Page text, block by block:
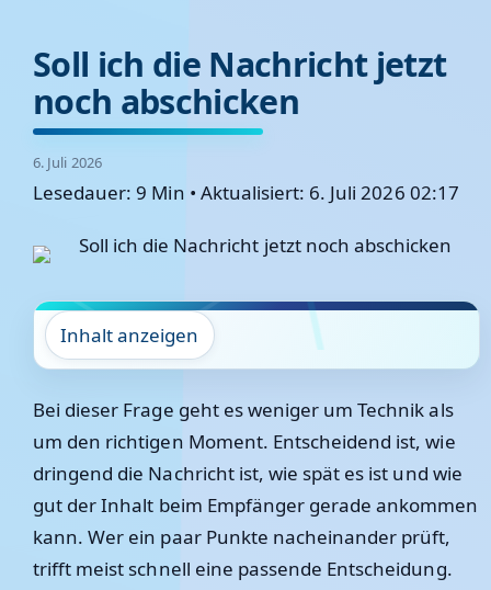
Soll ich die Nachricht jetzt
noch abschicken
6. Juli 2026
Lesedauer: 9 Min • Aktualisiert: 6. Juli 2026 02:17
Inhalt anzeigen
Bei dieser Frage geht es weniger um Technik als
um den richtigen Moment. Entscheidend ist, wie
dringend die Nachricht ist, wie spät es ist und wie
gut der Inhalt beim Empfänger gerade ankommen
kann. Wer ein paar Punkte nacheinander prüft,
trifft meist schnell eine passende Entscheidung.